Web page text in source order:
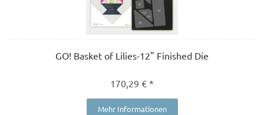
GO! Basket of Lilies-12" Finished Die
170,29 € *
Mehr Informationen